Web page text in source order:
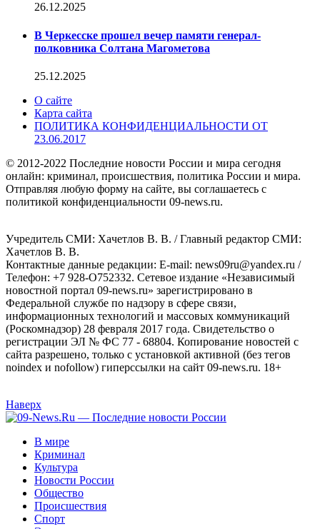
26.12.2025
В Черкесске прошел вечер памяти генерал-
полковника Солтана Магометова
25.12.2025
О сайте
Карта сайта
ПОЛИТИКА КОНФИДЕНЦИАЛЬНОСТИ ОТ
23.06.2017
© 2012-2022 Последние новости России и мира сегодня
онлайн: криминал, происшествия, политика России и мира.
Отправляя любую форму на сайте, вы соглашаетесь с
политикой конфиденциальности 09-news.ru.
Учредитель СМИ: Хaчeтлoв B. B. / Главный редактор СМИ:
Хaчeтлoв B. B.
Контактные данные редакции: E-mail: news09ru@yandex.ru /
Телефон: +7 928-O752332. Сетевое издание «Независимый
новостной портал 09-news.ru» зарегистрировано в
Федеральной службе по надзору в сфере связи,
информационных технологий и массовых коммуникаций
(Роскомнадзор) 28 февраля 2017 года. Свидетельство о
регистрации ЭЛ № ФС 77 - 68804. Копирование новостей с
сайта разрешено, только с установкой активной (без тегов
noindex и nofollow) гиперссылки на сайт 09-news.ru. 18+
Наверх
В мире
Криминал
Культура
Новости России
Общество
Происшествия
Спорт